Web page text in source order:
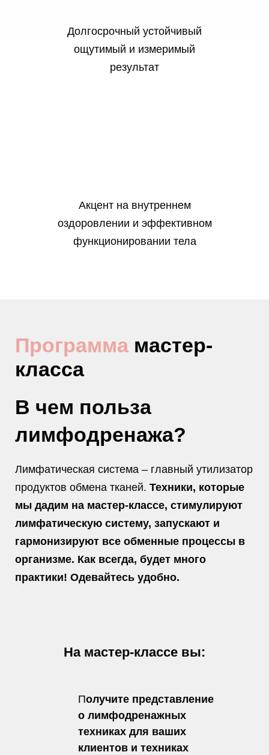
Долгосрочный устойчивый
ощутимый и измеримый
результат
Акцент на внутреннем
оздоровлении и эффективном
функционировании тела
Программа мастер-
класса
В чем польза
лимфодренажа?
Лимфатическая система – главный утилизатор
продуктов обмена тканей. Техники, которые
мы дадим на мастер-классе, стимулируют
лимфатическую систему, запускают и
гармонизируют все обменные процессы в
организме. Как всегда, будет много
практики! Одевайтесь удобно.
На мастер-классе вы:
Получите представление
о лимфодренажных
техниках для ваших
клиентов и техниках